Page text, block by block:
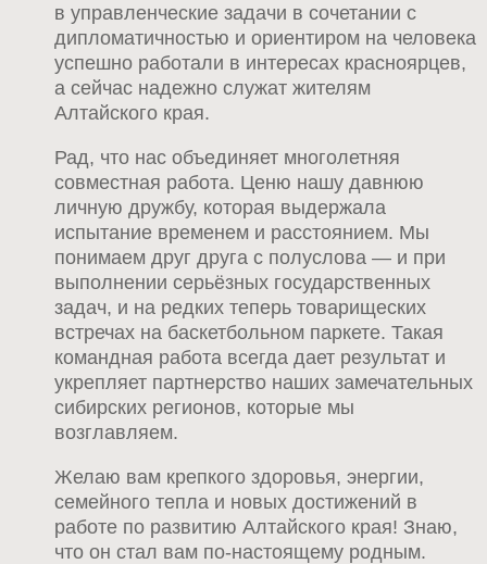
в управленческие задачи в сочетании с
дипломатичностью и ориентиром на человека
успешно работали в интересах красноярцев,
а сейчас надежно служат жителям
Алтайского края.
Рад, что нас объединяет многолетняя
совместная работа. Ценю нашу давнюю
личную дружбу, которая выдержала
испытание временем и расстоянием. Мы
понимаем друг друга с полуслова — и при
выполнении серьёзных государственных
задач, и на редких теперь товарищеских
встречах на баскетбольном паркете. Такая
командная работа всегда дает результат и
укрепляет партнерство наших замечательных
сибирских регионов, которые мы
возглавляем.
Желаю вам крепкого здоровья, энергии,
семейного тепла и новых достижений в
работе по развитию Алтайского края! Знаю,
что он стал вам по-настоящему родным.